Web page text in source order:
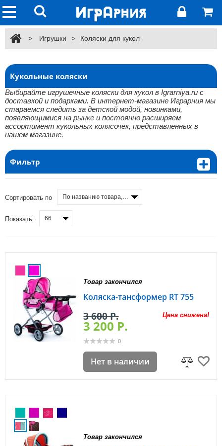
> Игрушки > Коляски для кукол
Кукольные коляски
Выбирайте игрушечные коляски для кукол в Igrarniya.ru с
доставкой и подарками. В интернет-магазине Играрния мы
стараемся следить за детской модой, новинками,
появляющимися на рынке и постоянно расширяем
ассортимент кукольных колясочек, представленных в
нашем магазине.
Фильтр
Сортировать по По названию товара, от А до Я
Показать: 66
Товар закончился
Коляска-тансформер RT 755
Цена снижена!
3 600 P.
3 200 P.
0
Нет в наличии
Товар закончился